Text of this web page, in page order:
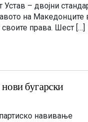
Устав – двојни
на Македонците
своите права. Шест […]
бугарски
навивање